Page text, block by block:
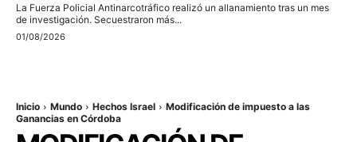
La Fuerza Policial Antinarcotráfico realizó un allanamiento tras un mes
de investigación. Secuestraron más...
01/08/2026